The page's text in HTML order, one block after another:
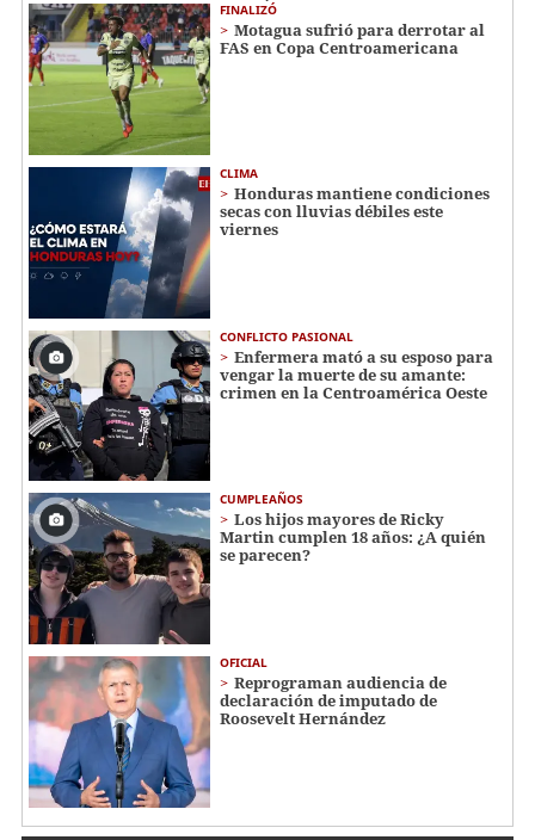
FINALIZÓ
Motagua sufrió para derrotar al
FAS en Copa Centroamericana
CLIMA
Honduras mantiene condiciones
secas con lluvias débiles este
viernes
CONFLICTO PASIONAL
Enfermera mató a su esposo para
vengar la muerte de su amante:
crimen en la Centroamérica Oeste
CUMPLEAÑOS
Los hijos mayores de Ricky
Martin cumplen 18 años: ¿A quién
se parecen?
OFICIAL
Reprograman audiencia de
declaración de imputado de
Roosevelt Hernández